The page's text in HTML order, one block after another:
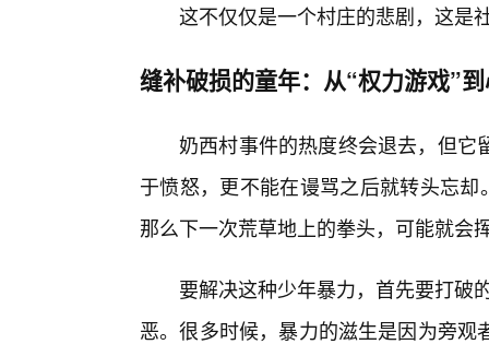
这不仅仅是一个村庄的悲剧，这是
缝补破损的童年：从“权力游戏”
奶西村事件的热度终会退去，但它
于愤怒，更不能在谩骂之后就转头忘
那么下一次荒草地上的拳头，可能就会
要解决这种少年暴力，首先要打破
恶。很多时候，暴力的滋生是因为旁